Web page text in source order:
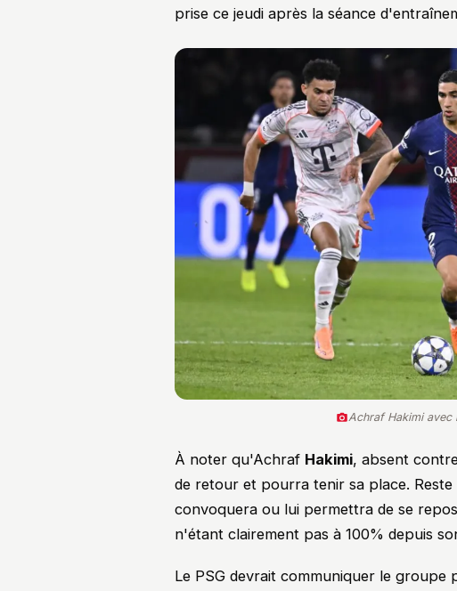
prise ce jeudi après la séance
Achraf Hakimi avec
À noter qu'Achraf Hakimi, absent
de retour et pourra tenir sa place.
convoquera ou lui permettra de se
n'étant clairement pas à 100% depuis
Le PSG devrait communiquer le groupe